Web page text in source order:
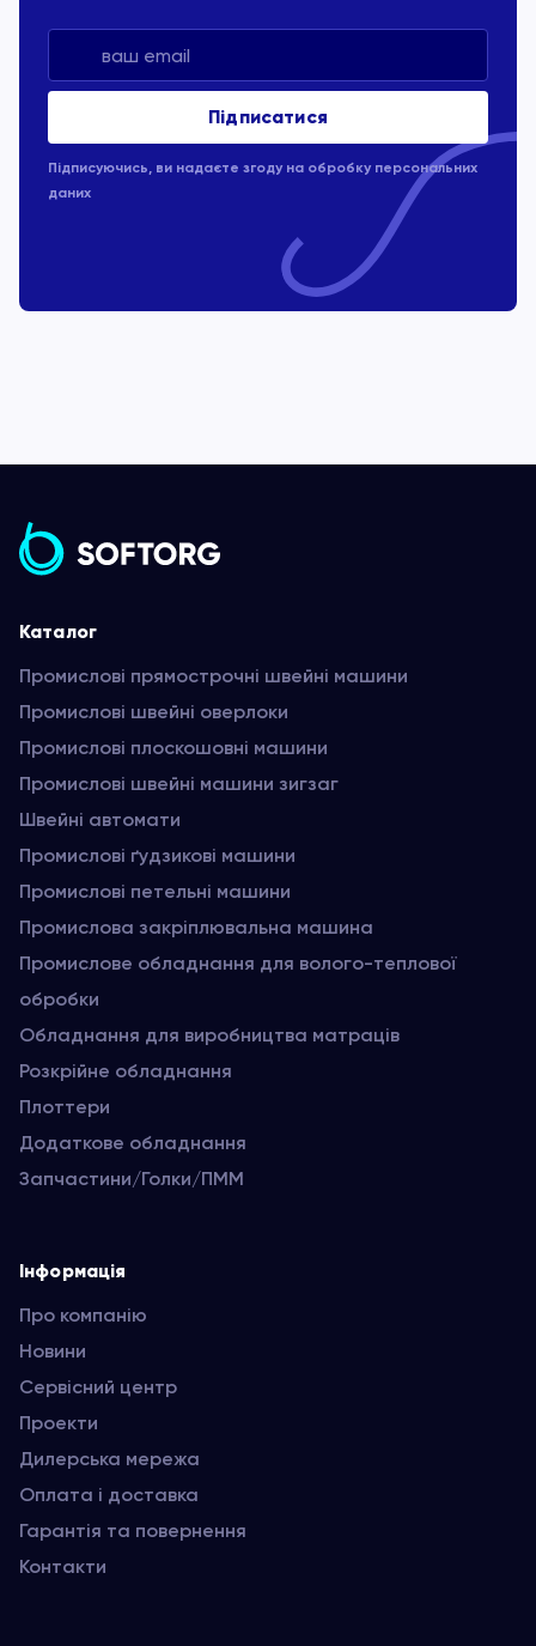
Підписуючись, ви надаєте згоду на обробку персональних
даних
Каталог
Промислові прямострочні швейні машини
Промислові швейні оверлоки
Промислові плоскошовні машини
Промислові швейні машини зигзаг
Швейні автомати
Промислові ґудзикові машини
Промислові петельні машини
Промислова закріплювальна машина
Промислове обладнання для волого-теплової
обробки
Обладнання для виробництва матраців
Розкрійне обладнання
Плоттери
Додаткове обладнання
Запчастини/Голки/ПММ
Інформація
Про компанію
Новини
Сервісний центр
Проекти
Дилерська мережа
Оплата і доставка
Гарантія та повернення
Контакти